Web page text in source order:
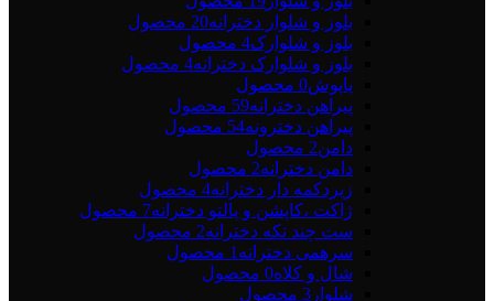
بلوز و شلوار دخترانه20 محصول
بلوز و شلوارک4 محصول
بلوز و شلوارک دخترانه4 محصول
پاپوش0 محصول
پیراهن دخترانه59 محصول
پیراهن دخترونه54 محصول
دامن2 محصول
دامن دخترانه2 محصول
زیردکمه دار دخترانه4 محصول
ژاکت ،کاپشن و پالتو دخترانه7 محصول
ست چند تکه دخترانه2 محصول
سرهمی دخترانه 1 محصول
شال و کلاه0 محصول
شلوار 3 محصول